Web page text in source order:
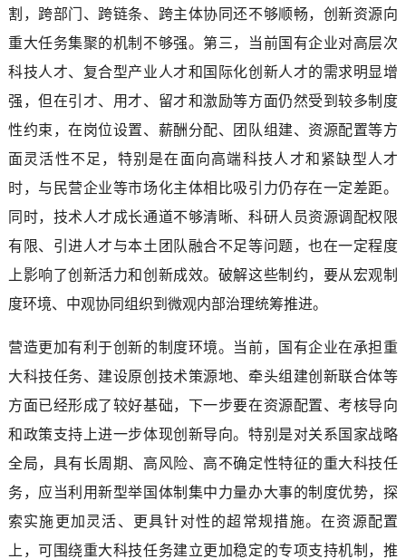
割，跨部门、跨链条、跨主体协同还不够顺畅，创新资源向
重大任务集聚的机制不够强。第三，当前国有企业对高层次
科技人才、复合型产业人才和国际化创新人才的需求明显增
强，但在引才、用才、留才和激励等方面仍然受到较多制度
性约束，在岗位设置、薪酬分配、团队组建、资源配置等方
面灵活性不足，特别是在面向高端科技人才和紧缺型人才
时，与民营企业等市场化主体相比吸引力仍存在一定差距。
同时，技术人才成长通道不够清晰、科研人员资源调配权限
有限、引进人才与本土团队融合不足等问题，也在一定程度
上影响了创新活力和创新成效。破解这些制约，要从宏观制
度环境、中观协同组织到微观内部治理统筹推进。
营造更加有利于创新的制度环境。当前，国有企业在承担重
大科技任务、建设原创技术策源地、牵头组建创新联合体等
方面已经形成了较好基础，下一步要在资源配置、考核导向
和政策支持上进一步体现创新导向。特别是对关系国家战略
全局，具有长周期、高风险、高不确定性特征的重大科技任
务，应当利用新型举国体制集中力量办大事的制度优势，探
索实施更加灵活、更具针对性的超常规措施。在资源配置
上，可围绕重大科技任务建立更加稳定的专项支持机制，推